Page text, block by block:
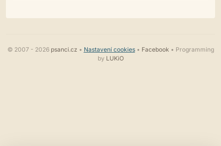
© 2007 - 2026 psanci.cz • Nastavení cookies• Facebook • Programming
by LUKiO